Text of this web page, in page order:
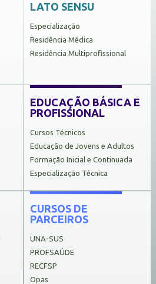
LATO SENSU
Especialização
Residência Médica
Residência Multiprofissional
EDUCAÇÃO BÁSICA E
PROFISSIONAL
Cursos Técnicos
Educação de Jovens e Adultos
Formação Inicial e Continuada
Especialização Técnica
CURSOS DE
PARCEIROS
UNA-SUS
PROFSAÚDE
RECFSP
Opas